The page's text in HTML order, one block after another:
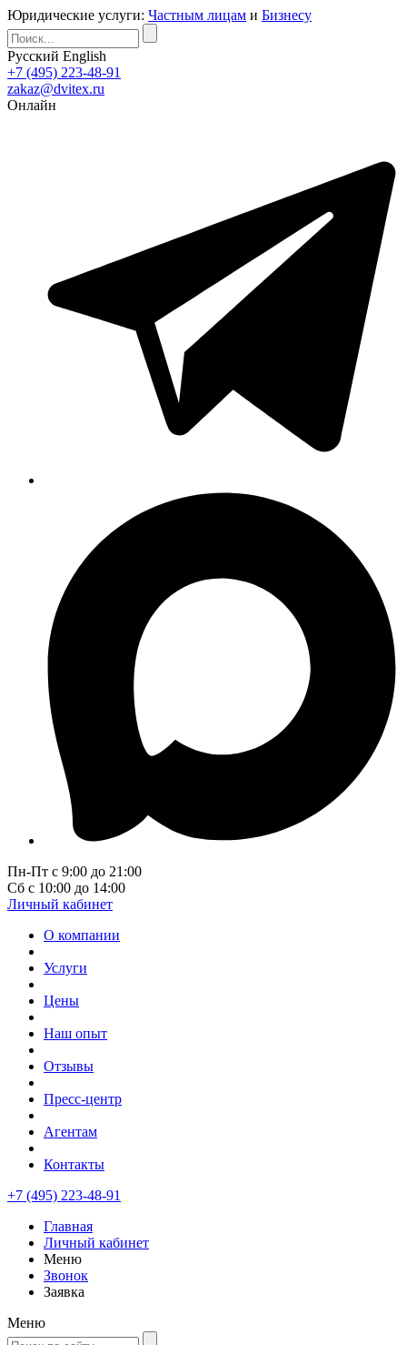
Юридические услуги: Частным лицам и Бизнесу
Русский English
+7 (495) 223-48-91
zakaz@dvitex.ru
Онлайн
Пн-Пт с 9:00 до 21:00
Сб с 10:00 до 14:00
Личный кабинет
О компании
Услуги
Цены
Наш опыт
Отзывы
Пресс-центр
Агентам
Контакты
+7 (495) 223-48-91
Главная
Личный кабинет
Меню
Звонок
Заявка
Меню